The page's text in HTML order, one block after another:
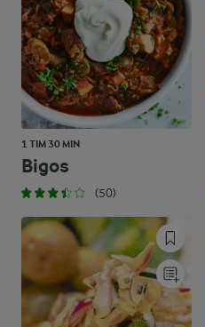
1 TIM 30 MIN
Bigos
(50)